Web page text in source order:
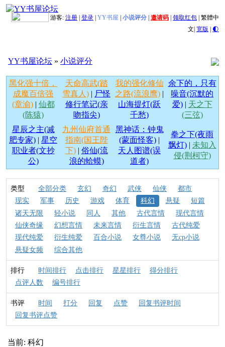
游客: 注册 登录 YY书屋 小说评分 邀请码 领取红包 繁體中
文| 宽版 | 🌓
YY书屋论坛 » 小说评分
黑化强十倍，
成魔百倍强
(章渝)| 仙都
(陈猿)
天命高武(踏
雪真人) | 尸怪
修行笔记(亲
吻指尖)
我的强化修仙
之路(流浪鹰) |
山海提灯(跃
千愁)
余下的，只有
噪音(沉默的
爱)| 天之下
(三弦)
星辰之主(减
肥专家) | 星空
职业者(文抄
公)
九州仙府首通
指南(国王陛
下)| 俗仙(流
浪的蛤蟆)
黑神话：钟鬼
(蒙面怪客) |
天人图谱(误
道者)
拳之下(夜雨
飘灯)| 未知入
侵(荆柯守)
类型 全部分类 玄幻 奇幻 武侠 仙侠
都市
现实
军事 历史 游戏 体育 科幻 悬疑
短篇
诸天无限
轻小说 同人 其他 古代言情
现代言情
仙侠奇缘
幻想言情 未来言情 衍生言情
古代纯爱
现代纯爱
衍生纯爱 百合小说 女尊小说
无cp小说
悬疑女频
综合其他
排行 时间排行 点击排行 星星排行
得分排行
点评人数
编号排行
书评 时间 打分 回复 点赞
回复书评时间
回复书评点赞
当前: 科幻